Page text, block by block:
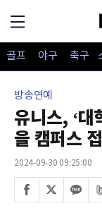
골프 야구 축구
방송연예
유니스, ‘
을 캠퍼스
2024-09-30 09:25:00